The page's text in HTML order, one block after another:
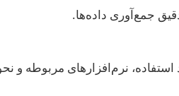
جمع‌آوری داده‌ها.
نرم‌افزارهای مربوطه و